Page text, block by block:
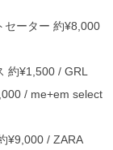
セーター 約¥8,000
約¥1,500 / GRL
/ me+em select
¥9,000 / ZARA